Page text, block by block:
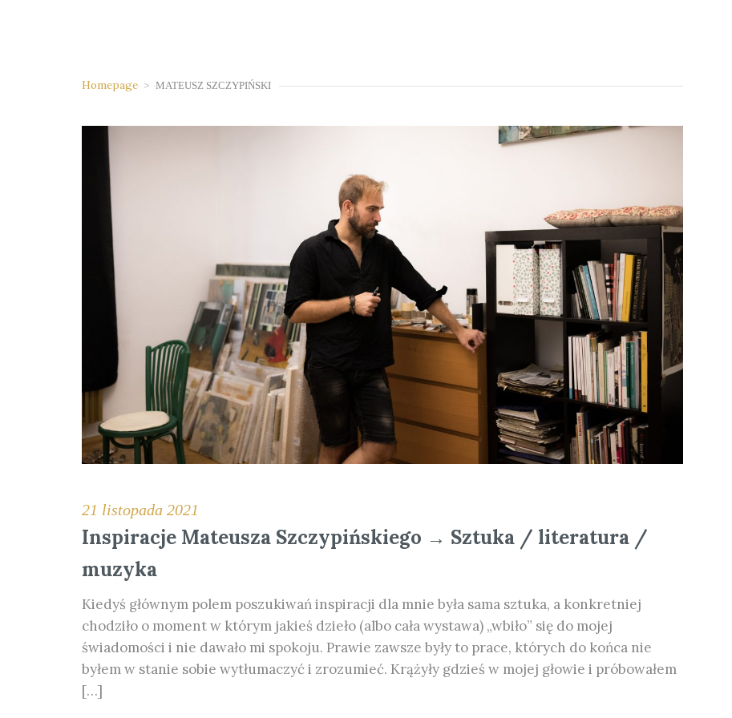
Homepage > MATEUSZ SZCZYPIŃSKI
21 listopada 2021
Inspiracje Mateusza Szczypińskiego → Sztuka / literatura /
muzyka
Kiedyś głównym polem poszukiwań inspiracji dla mnie była sama sztuka, a konkretniej
chodziło o moment w którym jakieś dzieło (albo cała wystawa) „wbiło” się do mojej
świadomości i nie dawało mi spokoju. Prawie zawsze były to prace, których do końca nie
byłem w stanie sobie wytłumaczyć i zrozumieć. Krążyły gdzieś w mojej głowie i próbowałem
[…]